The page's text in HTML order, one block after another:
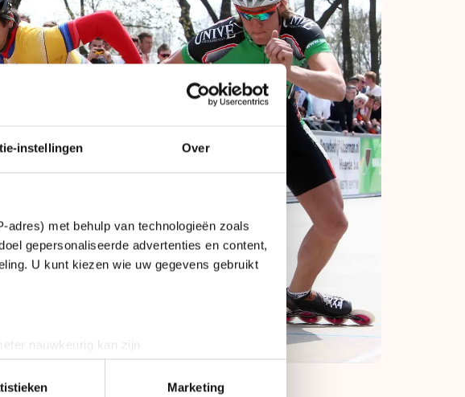
instellingen Over
met behulp van technologieën zoals
gepersonaliseerde advertenties en content,
U kunt kiezen wie uw gegevens gebruikt
nauwkeurig kan zijn
(fingerprinting)
in het
detailgedeeltein. U kunt uw
Marketing